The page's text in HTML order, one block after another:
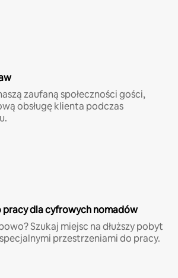
zaufaną społeczności gości,
obsługę klienta podczas
pracy dla cyfrowych nomadów
Szukaj miejsc na dłuższy pobyt
przestrzeniami do pracy.